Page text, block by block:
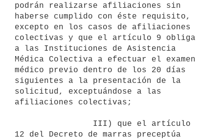
podrán realizarse afiliaciones sin
haberse cumplido con éste requisito,
excepto en los casos de afiliaciones
colectivas y que el artículo 9 obliga
a las Instituciones de Asistencia
Médica Colectiva a efectuar el examen
médico previo dentro de los 20 días
siguientes a la presentación de la
solicitud, exceptuándose a las
afiliaciones colectivas;
12 del Decreto de marras preceptúa